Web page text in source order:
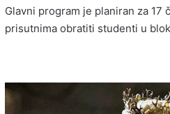
Glavni program je planiran za 17
prisutnima obratiti studenti u